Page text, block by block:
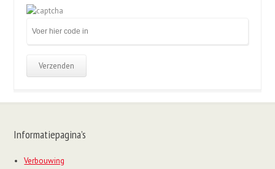
dit
veld
laten.
Informatiepagina’s
Verbouwing